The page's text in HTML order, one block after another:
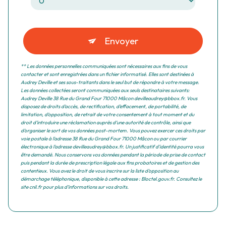
Envoyer
** Les données personnelles communiquées sont nécessaires aux fins de vous
contacter et sont enregistrées dans un fichier informatisé. Elles sont destinées à
Audrey Deville et ses sous-traitants dans le seul but de répondre à votre message.
Les données collectées seront communiquées aux seuls destinataires suivants:
Audrey Deville 38 Rue du Grand Four 71000 Mâcon devilleaudrey@bbox.fr. Vous
disposez de droits d’accès, de rectification, d’effacement, de portabilité, de
limitation, d’opposition, de retrait de votre consentement à tout moment et du
droit d’introduire une réclamation auprès d’une autorité de contrôle, ainsi que
d’organiser le sort de vos données post-mortem. Vous pouvez exercer ces droits par
voie postale à l'adresse 38 Rue du Grand Four 71000 Mâcon ou par courrier
électronique à l'adresse devilleaudrey@bbox.fr. Un justificatif d'identité pourra vous
être demandé. Nous conservons vos données pendant la période de prise de contact
puis pendant la durée de prescription légale aux fins probatoires et de gestion des
contentieux. Vous avez le droit de vous inscrire sur la liste d'opposition au
démarchage téléphonique, disponible à cette adresse : Bloctel.gouv.fr. Consultez le
site cnil.fr pour plus d’informations sur vos droits.